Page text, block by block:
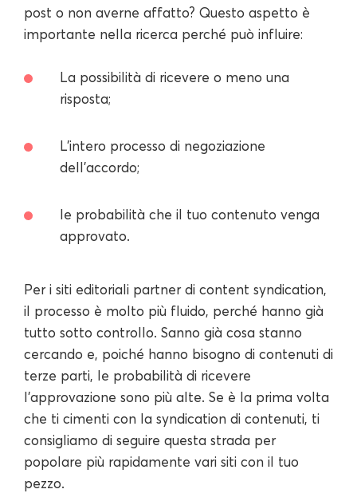
post o non averne affatto? Questo aspetto è
importante nella ricerca perché può influire:
La possibilità di ricevere o meno una
risposta;
L'intero processo di negoziazione
dell'accordo;
le probabilità che il tuo contenuto venga
approvato.
Per i siti editoriali partner di content syndication,
il processo è molto più fluido, perché hanno già
tutto sotto controllo. Sanno già cosa stanno
cercando e, poiché hanno bisogno di contenuti di
terze parti, le probabilità di ricevere
l'approvazione sono più alte. Se è la prima volta
che ti cimenti con la syndication di contenuti, ti
consigliamo di seguire questa strada per
popolare più rapidamente vari siti con il tuo
pezzo.